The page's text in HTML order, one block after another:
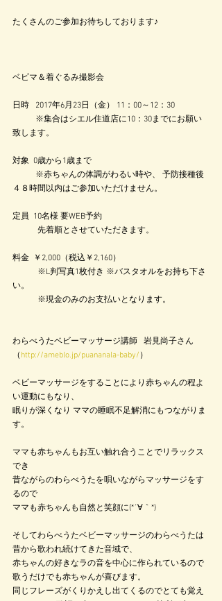
たくさんのご参加お待ちしております♪
ベビマ＆着ぐるみ撮影会
日時   2017年6月23日（金） 11：00～12：30
※集合はシエル住道店に10：30までにお願い
致します。
対象  0歳から1歳まで
４８時間以内はご参加いただけません。
定員  10名様 要WEB予約
            先着順とさせていただきます。
料金  ￥2,000（税込￥2,160）
い。
            ※現金のみのお支払いとなります。
わらべうたベビーマッサージ講師   岩見尚子さん
（ http://ameblo.jp/puananala-baby/ ）
ベビーマッサージをすることにより赤ちゃんの程よ
い運動にもなり、
眠りが深くなり ママの睡眠不足解消にもつながりま
す。
ママも赤ちゃんもお互い触れ合うことでリラックス
でき
昔ながらのわらべうたを唄いながらマッサージをす
るので
ママも赤ちゃんも自然と笑顔に(*´∀｀*)
そしてわらべうたベビーマッサージのわらべうたは
昔から歌われ続けてきた音域で、
赤ちゃんの好きなラの音を中心に作られているので
歌うだけでも赤ちゃんが喜びます。
同じフレーズがくりかえし出てくるのでとても覚え